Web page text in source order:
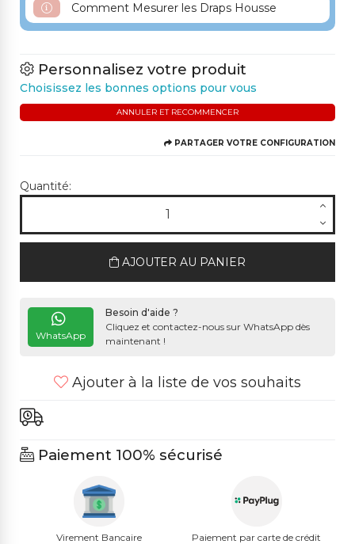
Comment Mesurer les Draps Housse
Personnalisez votre produit
Choisissez les bonnes options pour vous
ANNULER ET RECOMMENCER
PARTAGER VOTRE CONFIGURATION
Quantité:
AJOUTER AU PANIER
WhatsApp
Besoin d'aide ?
Cliquez et contactez-nous sur WhatsApp dès
maintenant !
Ajouter à la liste de vos souhaits
Paiement 100% sécurisé
Virement Bancaire Paiement par carte de crédit